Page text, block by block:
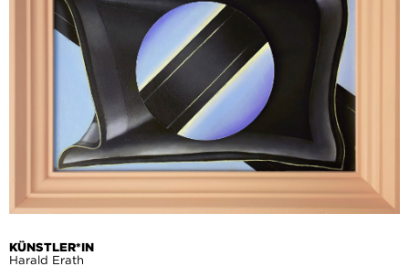
KÜNSTLER*IN
Harald Erath